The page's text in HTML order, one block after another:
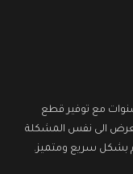
مع توفير قطع
الى نفس المشكلة
بشكل سريع ومتميز.